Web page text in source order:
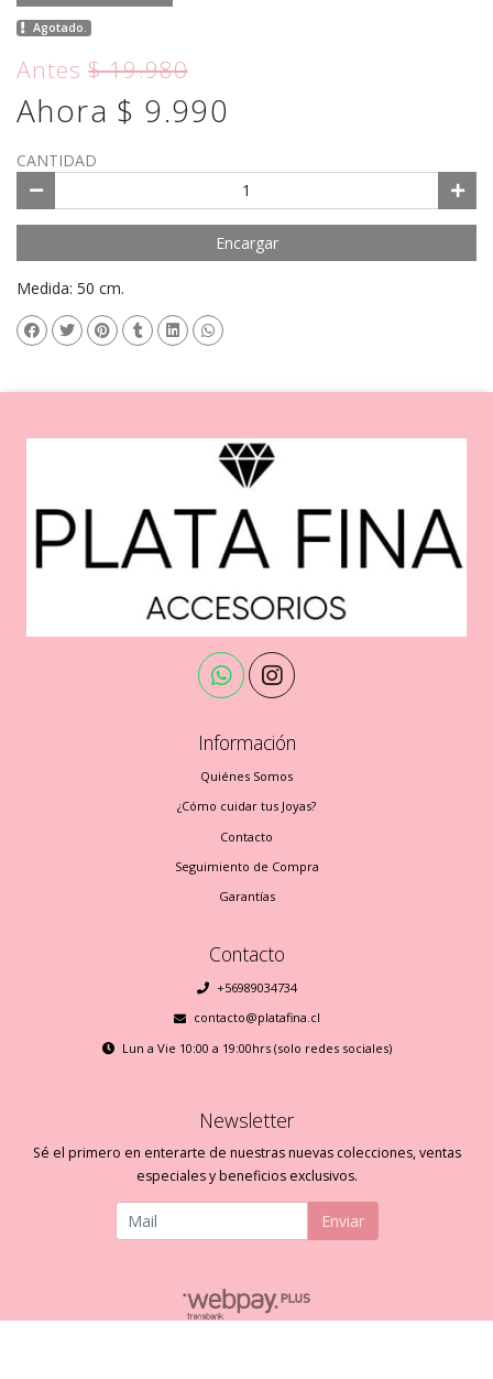
Agotado.
Antes$ 19.980
Ahora $ 9.990
CANTIDAD
Encargar
Medida: 50 cm.
Información
Quiénes Somos
¿Cómo cuidar tus Joyas?
Contacto
Seguimiento de Compra
Garantías
Contacto
+56989034734
contacto@platafina.cl
Lun a Vie 10:00 a 19:00hrs (solo redes sociales)
Newsletter
Sé el primero en enterarte de nuestras nuevas colecciones, ventas
especiales y beneficios exclusivos.
Enviar